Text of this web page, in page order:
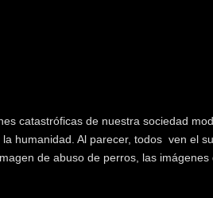
catastróficas de nuestra sociedad
humanidad. Al parecer, todos ven el
de abuso de perros, las imágenes